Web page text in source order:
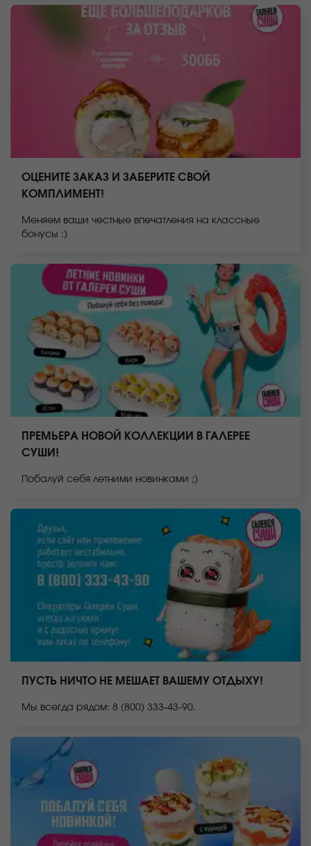
ОЦЕНИТЕ ЗАКАЗ И ЗАБЕРИТЕ СВОЙ
КОМПЛИМЕНТ!
Меняем ваши честные впечатления на классные
бонусы :)
ПРЕМЬЕРА НОВОЙ КОЛЛЕКЦИИ В ГАЛЕРЕЕ
СУШИ!
Побалуй себя летними новинками ;)
ПУСТЬ НИЧТО НЕ МЕШАЕТ ВАШЕМУ ОТДЫХУ!
Мы всегда рядом: 8 (800) 333-43-90.